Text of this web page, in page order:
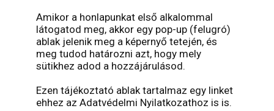
Amikor a honlapunkat első alkalommal
látogatod meg, akkor egy pop-up (felugró)
ablak jelenik meg a képernyő tetején, és
meg tudod határozni azt, hogy mely
sütikhez adod a hozzájárulásod.
Ezen tájékoztató ablak tartalmaz egy linket
ehhez az Adatvédelmi Nyilatkozathoz is is.